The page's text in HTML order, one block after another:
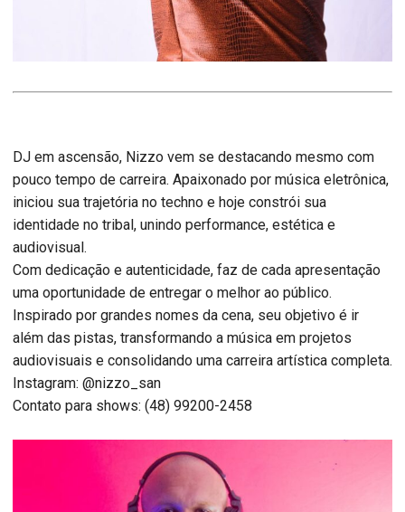
DJ em ascensão, Nizzo vem se destacando mesmo com
pouco tempo de carreira. Apaixonado por música eletrônica,
iniciou sua trajetória no techno e hoje constrói sua
identidade no tribal, unindo performance, estética e
audiovisual.
Com dedicação e autenticidade, faz de cada apresentação
uma oportunidade de entregar o melhor ao público.
Inspirado por grandes nomes da cena, seu objetivo é ir
além das pistas, transformando a música em projetos
audiovisuais e consolidando uma carreira artística completa.
Instagram: @nizzo_san
Contato para shows: (48) 99200-2458